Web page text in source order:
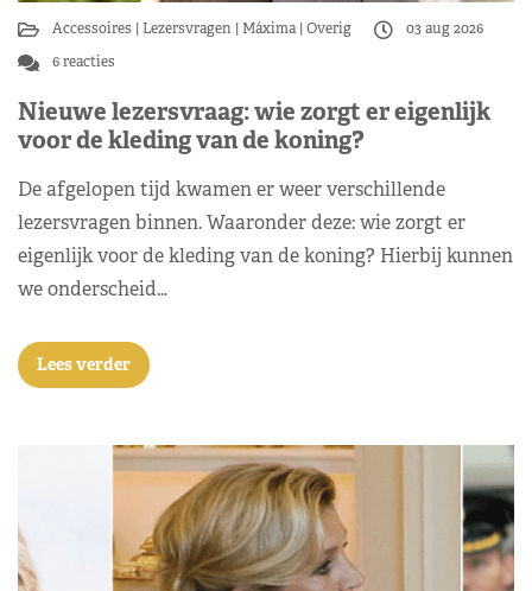
Accessoires Lezersvragen Máxima Overig
03 aug 2026
6 reacties
Nieuwe lezersvraag: wie zorgt er eigenlijk
voor de kleding van de koning?
De afgelopen tijd kwamen er weer verschillende
lezersvragen binnen. Waaronder deze: wie zorgt er
eigenlijk voor de kleding van de koning? Hierbij kunnen
we onderscheid…
Lees verder